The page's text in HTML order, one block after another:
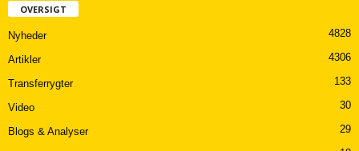
OVERSIGT
Nyheder 4828
Artikler 4306
Transferrygter 133
Video 30
Blogs & Analyser 29